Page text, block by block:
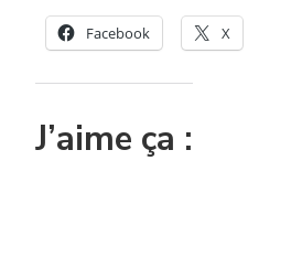
Facebook X
J’aime ça :